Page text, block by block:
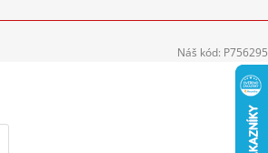
Náš kód: P756295